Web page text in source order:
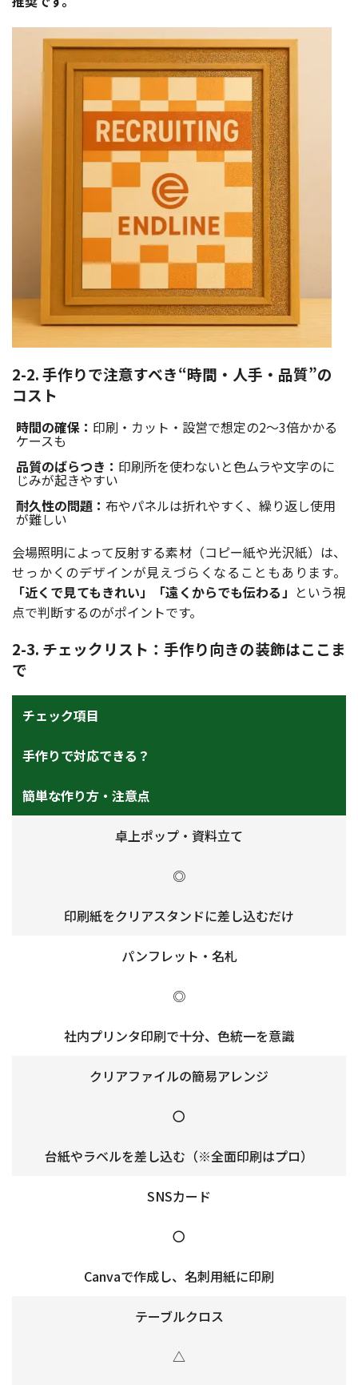
2-2. 手作りで注意すべき“時間・人手・品質”の
コスト
時間の確保： 印刷・カット・設営で想定の2〜3倍かかる
ケースも
品質のばらつき： 印刷所を使わないと色ムラや文字のに
じみが起きやすい
耐久性の問題： 布やパネルは折れやすく、繰り返し使用
が難しい
会場照明によって反射する素材（コピー紙や光沢紙）は、
せっかくのデザインが見えづらくなることもあります。
「近くで見てもきれい」「遠くからでも伝わる」 という視
点で判断するのがポイントです。
2-3. チェックリスト：手作り向きの装飾はここま
で
チェック項目
手作りで対応できる？
簡単な作り方・注意点
卓上ポップ・資料立て
◎
印刷紙をクリアスタンドに差し込むだけ
パンフレット・名札
◎
社内プリンタ印刷で十分、色統一を意識
クリアファイルの簡易アレンジ
〇
台紙やラベルを差し込む（※全面印刷はプロ）
SNSカード
〇
Canvaで作成し、名刺用紙に印刷
テーブルクロス
△